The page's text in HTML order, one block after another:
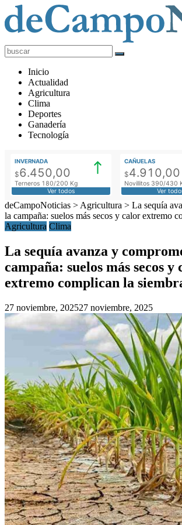
deCampoNoticias
Actualidad
Agropecuaria
Inicio
Actualidad
Agricultura
Clima
Deportes
Ganadería
Tecnología
INVERNADA
$6.450,00
Terneros 180/200 Kg
Ver todos
CAÑUELAS
$4.910,00
Novillitos 390/430
Ver
deCampoNoticias > Agricultura > La sequía
la campaña: suelos más secos y calor extremo
Agricultura Clima
La sequía avanza y
campaña: suelos más secos y
extremo complican la
27 noviembre, 202527 noviembre, 2025